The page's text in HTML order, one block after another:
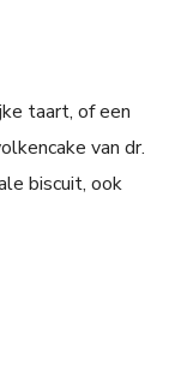
taart, of een
van dr.
biscuit, ook